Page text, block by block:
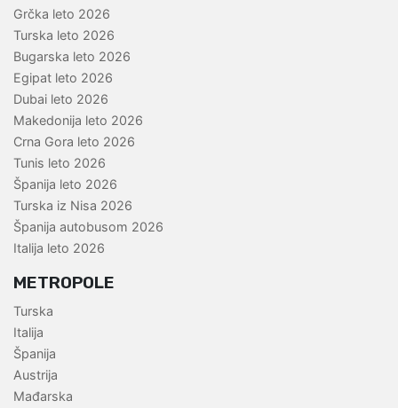
Grčka leto 2026
Turska leto 2026
Bugarska leto 2026
Egipat leto 2026
Dubai leto 2026
Makedonija leto 2026
Crna Gora leto 2026
Tunis leto 2026
Španija leto 2026
Turska iz Nisa 2026
Španija autobusom 2026
Italija leto 2026
METROPOLE
Turska
Italija
Španija
Austrija
Mađarska